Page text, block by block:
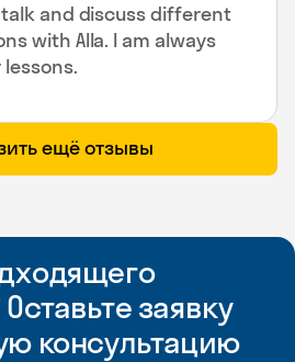
and discuss different
with Alla. I am always
ещё отзывы
заявку
консультацию